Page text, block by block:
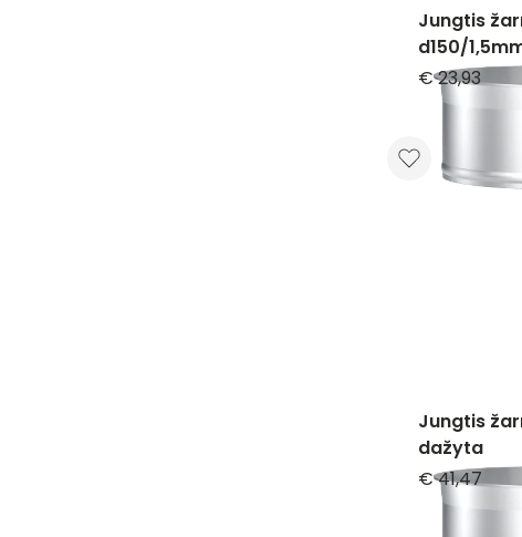
Jungtis
d150/
€ 23,93
Jungtis
dažyta
€ 41,47